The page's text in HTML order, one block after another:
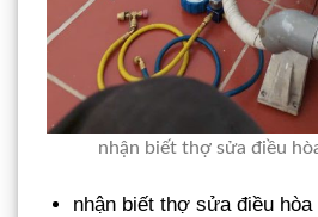
nhận biết thợ sửa điều
nhận biết thợ sửa điều